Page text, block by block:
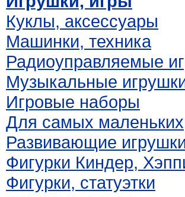
Куклы, аксессуары
Машинки, техника
Радиоуправляемые
Музыкальные
Игровые наборы
Для самых маленьких
Развивающие
Фигурки Киндер,
Фигурки, статуэтки